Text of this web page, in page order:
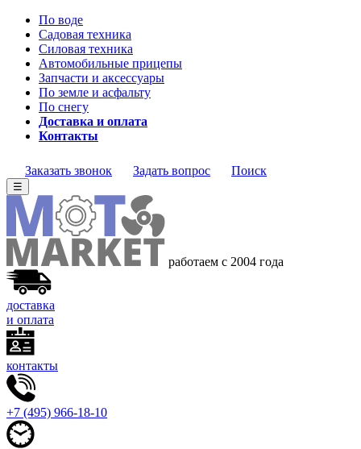
По воде
Садовая техника
Силовая техника
Автомобильные прицепы
Запчасти и аксессуары
По земле и асфальту
По снегу
Доставка и оплата
Контакты
Заказать звонок Задать вопрос Поиск
☰
работаем с 2004 года
доставка
и оплата
контакты
+7 (495) 966-18-10